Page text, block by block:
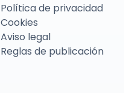
Política de privacidad
Cookies
Aviso legal
Reglas de publicación